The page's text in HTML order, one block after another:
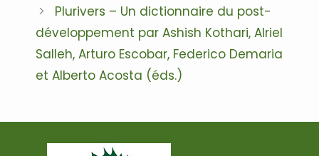
Plurivers – Un dictionnaire du post-
développement par Ashish Kothari, Alriel
Salleh, Arturo Escobar, Federico Demaria
et Alberto Acosta (éds.)